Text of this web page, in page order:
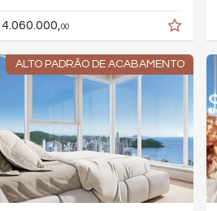
00
ALTO PADRÃO DE ACABAMENTO